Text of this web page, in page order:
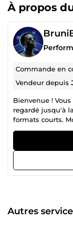
À propos
Commande en
Vendeur depuis
Bienvenue !
regardé jusqu'à
formats courts.
rétention et vous
pour capter l'attention : Montage
mort,
dynamiques :
Habillage
Fiabilité stricte :
Déléguez le
Autres